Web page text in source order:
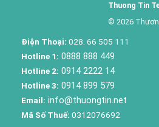
Thuong Tin
© 2026
Điện Thoại: 028. 66 505 111
Hotline 1: 0888 888 449
Hotline 2: 0914 2222 14
Hotline 3: 0914 899 579
Email: info@thuongtin.net
Mã Số Thuế: 0312076692